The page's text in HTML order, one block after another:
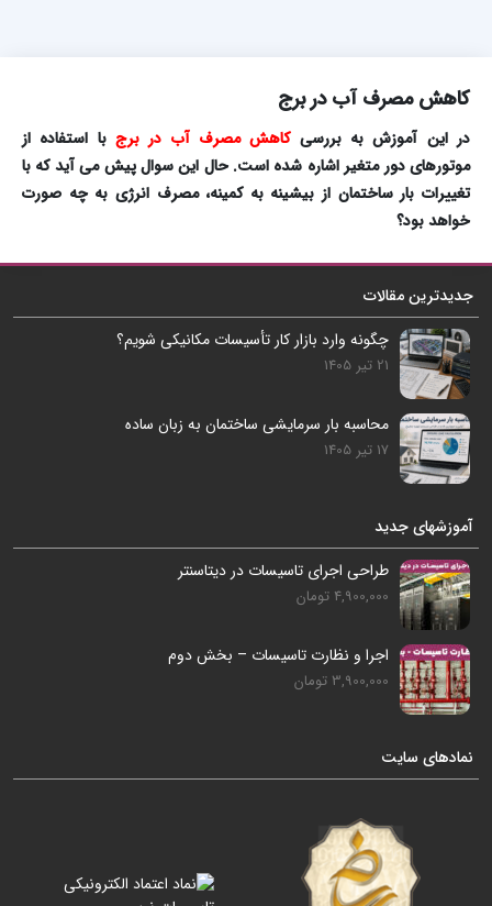
کاهش مصرف آب در برج
در این آموزش به بررسیکاهش مصرف آب در برجبا استفاده از
موتورهای دور متغیر اشاره شده است. حال این سوال پیش می آید که با
تغییرات بار ساختمان از بیشینه به کمینه، مصرف انرژی به چه صورت
خواهد بود؟
جدیدترین مقالات
چگونه وارد بازار کار تأسیسات مکانیکی شویم؟
21 تیر 1405
محاسبه بار سرمایشی ساختمان به زبان ساده
17 تیر 1405
آموزشهای جدید
طراحی اجرای تاسیسات در دیتاسنتر
4,900,000 تومان
اجرا و نظارت تاسیسات – بخش دوم
3,900,000 تومان
نمادهای سایت